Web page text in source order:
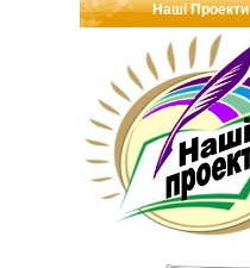
Наші Проекти